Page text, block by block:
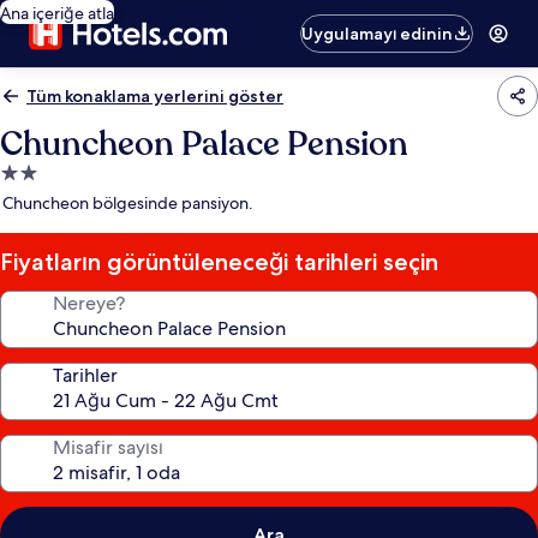
Ana içeriğe atla
Uygulamayı edinin
Tüm konaklama yerlerini göster
Chuncheon Palace Pension
2.0
yıldızlı
yeri
Chuncheon bölgesinde pansiyon.
Fiyatların görüntüleneceği tarihleri seçin
Nereye?
Tarihler
Misafir sayısı